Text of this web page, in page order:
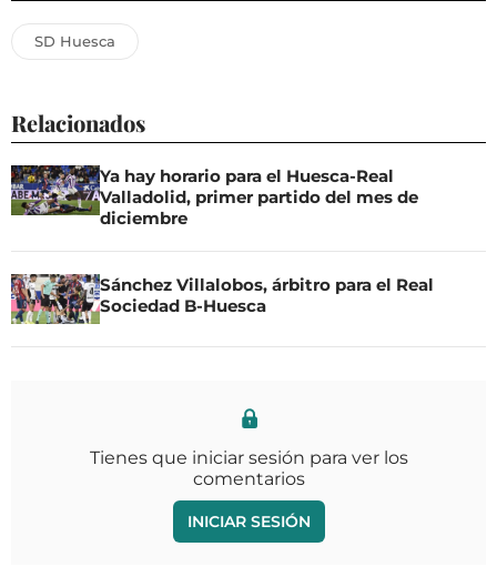
SD Huesca
Relacionados
Ya hay horario para el Huesca-Real
Valladolid, primer partido del mes de
diciembre
Sánchez Villalobos, árbitro para el Real
Sociedad B-Huesca
Tienes que iniciar sesión para ver los
comentarios
INICIAR SESIÓN